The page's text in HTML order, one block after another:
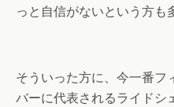
っと自信がないという方も
そういった方に、今一番フ
バーに代表されるライドシ